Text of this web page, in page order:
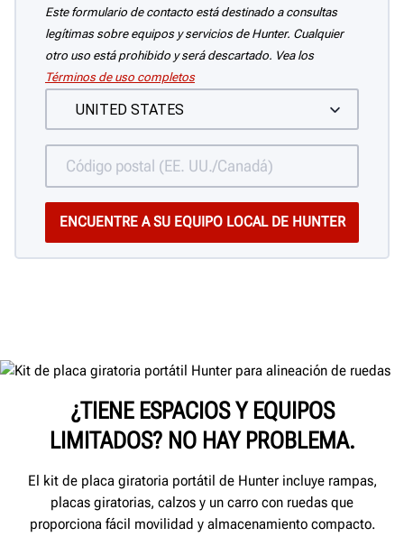
Este formulario de contacto está destinado a consultas
legítimas sobre equipos y servicios de Hunter. Cualquier
otro uso está prohibido y será descartado. Vea los
Términos de uso completos
¿TIENE ESPACIOS Y EQUIPOS
LIMITADOS? NO HAY PROBLEMA.
El kit de placa giratoria portátil de Hunter incluye rampas,
placas giratorias, calzos y un carro con ruedas que
proporciona fácil movilidad y almacenamiento compacto.